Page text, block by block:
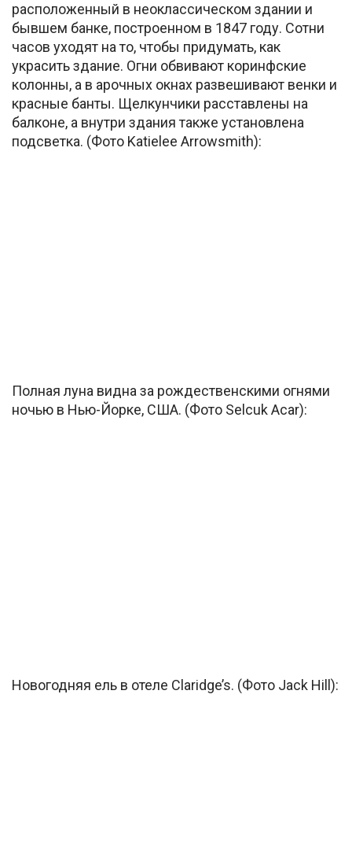
расположенный в неоклассическом здании и
бывшем банке, построенном в 1847 году. Сотни
часов уходят на то, чтобы придумать, как
украсить здание. Огни обвивают коринфские
колонны, а в арочных окнах развешивают венки и
красные банты. Щелкунчики расставлены на
балконе, а внутри здания также установлена
подсветка. (Фото Katielee Arrowsmith):
Полная луна видна за рождественскими огнями
ночью в Нью-Йорке, США. (Фото Selcuk Acar):
Новогодняя ель в отеле Claridge’s. (Фото Jack Hill):